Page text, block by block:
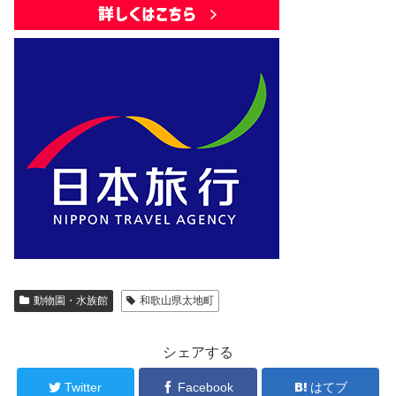
動物園・水族館 和歌山県太地町
シェアする
Twitter Facebook はてブ